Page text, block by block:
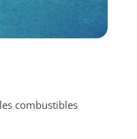
combustibles